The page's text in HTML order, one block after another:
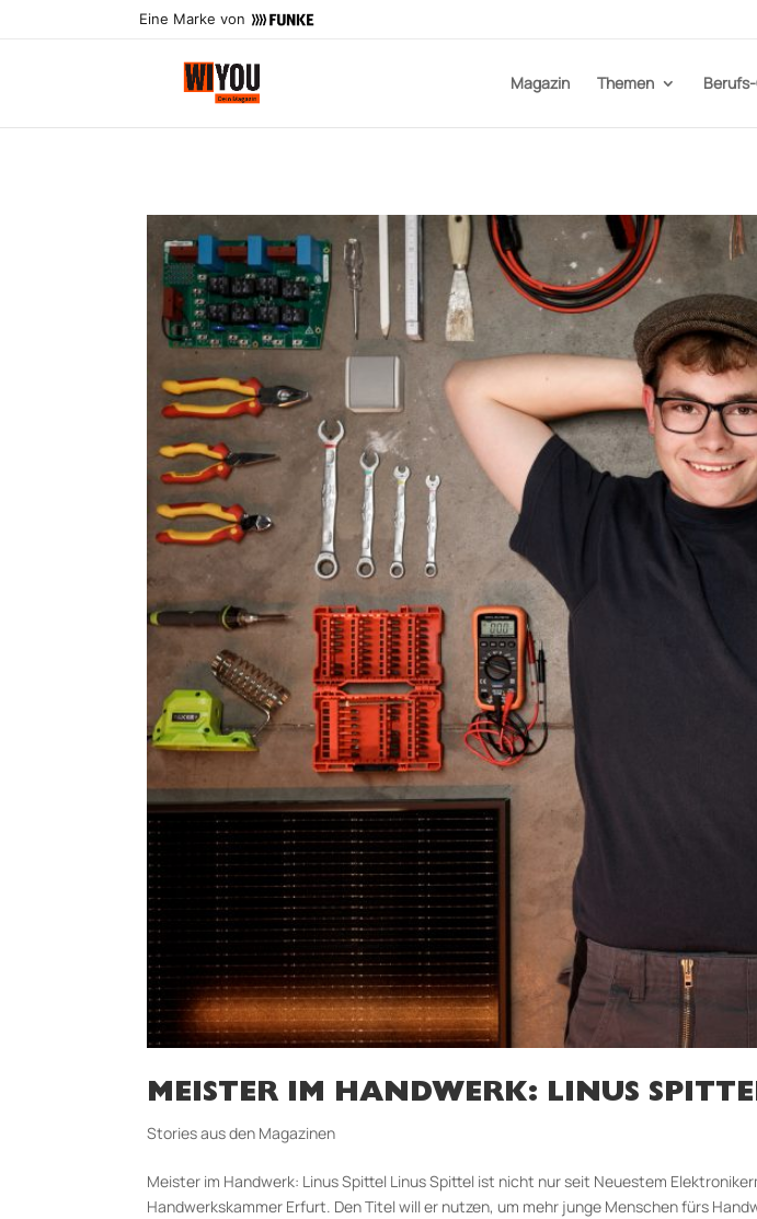
Eine Marke von
Magazin Themen
MEISTER IM HANDWERK: LINUS
Stories aus den Magazinen
Meister im Handwerk: Linus Spittel Linus Spittel ist nicht nur seit Neuestem
Handwerkskammer Erfurt. Den Titel will er nutzen, um mehr junge Menschen fürs